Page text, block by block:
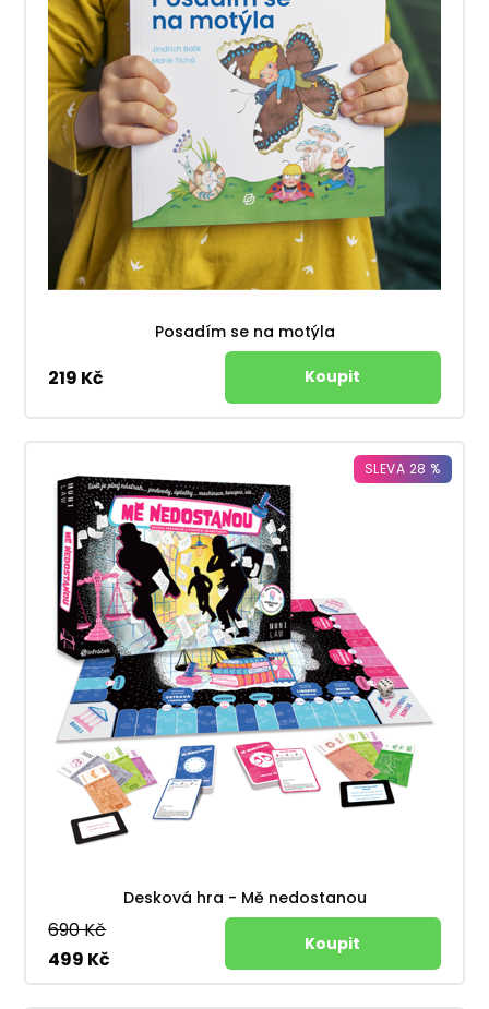
Posadím se na motýla
219 Kč
SLEVA 28 %
Desková hra - Mě nedostanou
690 Kč
499 Kč